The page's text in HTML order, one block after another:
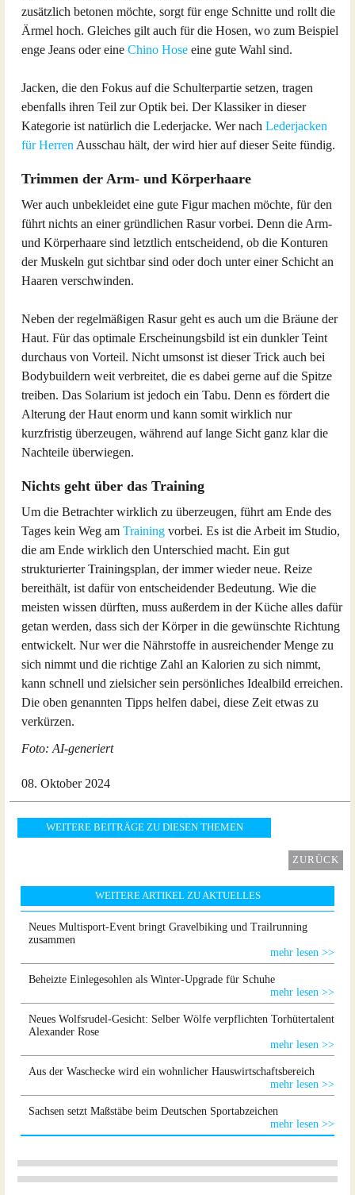
zusätzlich betonen möchte, sorgt für enge Schnitte und rollt die
Ärmel hoch. Gleiches gilt auch für die Hosen, wo zum Beispiel
enge Jeans oder eine Chino Hose eine gute Wahl sind.
Jacken, die den Fokus auf die Schulterpartie setzen, tragen
ebenfalls ihren Teil zur Optik bei. Der Klassiker in dieser
Kategorie ist natürlich die Lederjacke. Wer nach Lederjacken
für Herren Ausschau hält, der wird hier auf dieser Seite fündig.
Trimmen der Arm- und Körperhaare
Wer auch unbekleidet eine gute Figur machen möchte, für den
führt nichts an einer gründlichen Rasur vorbei. Denn die Arm-
und Körperhaare sind letztlich entscheidend, ob die Konturen
der Muskeln gut sichtbar sind oder doch unter einer Schicht an
Haaren verschwinden.
Neben der regelmäßigen Rasur geht es auch um die Bräune der
Haut. Für das optimale Erscheinungsbild ist ein dunkler Teint
durchaus von Vorteil. Nicht umsonst ist dieser Trick auch bei
Bodybuildern weit verbreitet, die es dabei gerne auf die Spitze
treiben. Das Solarium ist jedoch ein Tabu. Denn es fördert die
Alterung der Haut enorm und kann somit wirklich nur
kurzfristig überzeugen, während auf lange Sicht ganz klar die
Nachteile überwiegen.
Nichts geht über das Training
Um die Betrachter wirklich zu überzeugen, führt am Ende des
Tages kein Weg am Training vorbei. Es ist die Arbeit im Studio,
die am Ende wirklich den Unterschied macht. Ein gut
strukturierter Trainingsplan, der immer wieder neue. Reize
bereithält, ist dafür von entscheidender Bedeutung. Wie die
meisten wissen dürften, muss außerdem in der Küche alles dafür
getan werden, dass sich der Körper in die gewünschte Richtung
entwickelt. Nur wer die Nährstoffe in ausreichender Menge zu
sich nimmt und die richtige Zahl an Kalorien zu sich nimmt,
kann schnell und zielsicher sein persönliches Idealbild erreichen.
Die oben genannten Tipps helfen dabei, diese Zeit etwas zu
verkürzen.
Foto: AI-generiert
08. Oktober 2024
WEITERE BEITRÄGE ZU DIESEN THEMEN
ZURÜCK
WEITERE ARTIKEL ZU AKTUELLES
Neues Multisport-Event bringt Gravelbiking und Trailrunning
zusammen
mehr lesen >>
Beheizte Einlegesohlen als Winter-Upgrade für Schuhe
mehr lesen >>
Neues Wolfsrudel-Gesicht: Selber Wölfe verpflichten Torhütertalent
Alexander Rose
mehr lesen >>
Aus der Waschecke wird ein wohnlicher Hauswirtschaftsbereich
mehr lesen >>
Sachsen setzt Maßstäbe beim Deutschen Sportabzeichen
mehr lesen >>